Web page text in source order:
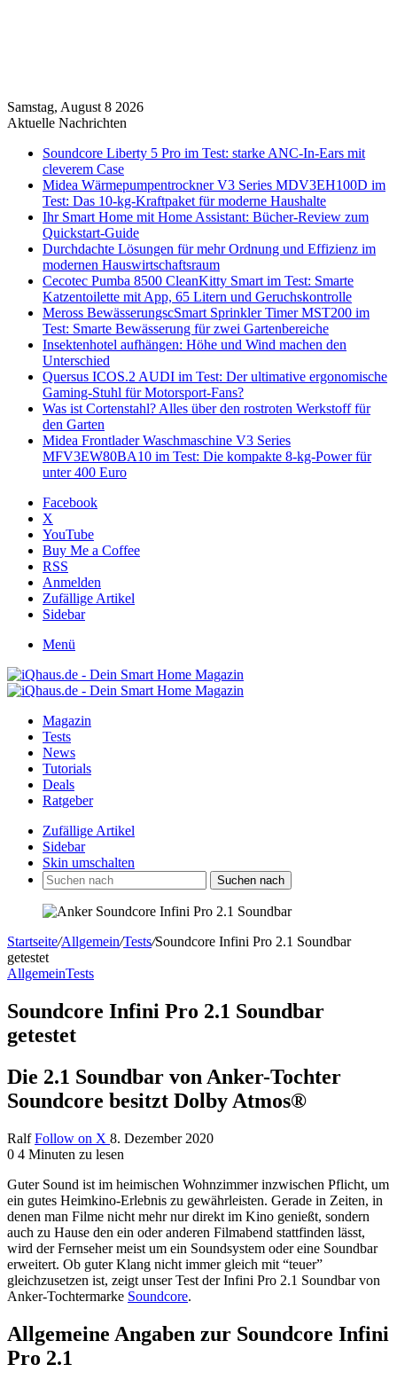
Samstag, August 8 2026
Aktuelle Nachrichten
Soundcore Liberty 5 Pro im Test: starke ANC-In-Ears mit
cleverem Case
Midea Wärmepumpentrockner V3 Series MDV3EH100D im
Test: Das 10-kg-Kraftpaket für moderne Haushalte
Ihr Smart Home mit Home Assistant: Bücher-Review zum
Quickstart-Guide
Durchdachte Lösungen für mehr Ordnung und Effizienz im
modernen Hauswirtschaftsraum
Cecotec Pumba 8500 CleanKitty Smart im Test: Smarte
Katzentoilette mit App, 65 Litern und Geruchskontrolle
Meross BewässerungscSmart Sprinkler Timer MST200 im
Test: Smarte Bewässerung für zwei Gartenbereiche
Insektenhotel aufhängen: Höhe und Wind machen den
Unterschied
Quersus ICOS.2 AUDI im Test: Der ultimative ergonomische
Gaming-Stuhl für Motorsport-Fans?
Was ist Cortenstahl? Alles über den rostroten Werkstoff für
den Garten
Midea Frontlader Waschmaschine V3 Series
MFV3EW80BA10 im Test: Die kompakte 8-kg-Power für
unter 400 Euro
Facebook
X
YouTube
Buy Me a Coffee
RSS
Anmelden
Zufällige Artikel
Sidebar
Menü
Magazin
Tests
News
Tutorials
Deals
Ratgeber
Zufällige Artikel
Sidebar
Skin umschalten
Suchen nach
Startseite/Allgemein/Tests/Soundcore Infini Pro 2.1 Soundbar
getestet
AllgemeinTests
Soundcore Infini Pro 2.1 Soundbar
getestet
Die 2.1 Soundbar von Anker-Tochter
Soundcore besitzt Dolby Atmos®
Ralf Follow on X 8. Dezember 2020
0 4 Minuten zu lesen
Guter Sound ist im heimischen Wohnzimmer inzwischen Pflicht, um
ein gutes Heimkino-Erlebnis zu gewährleisten. Gerade in Zeiten, in
denen man Filme nicht mehr nur direkt im Kino genießt, sondern
auch zu Hause den ein oder anderen Filmabend stattfinden lässt,
wird der Fernseher meist um ein Soundsystem oder eine Soundbar
erweitert. Ob guter Klang nicht immer gleich mit “teuer”
gleichzusetzen ist, zeigt unser Test der Infini Pro 2.1 Soundbar von
Anker-Tochtermarke Soundcore.
Allgemeine Angaben zur Soundcore Infini
Pro 2.1